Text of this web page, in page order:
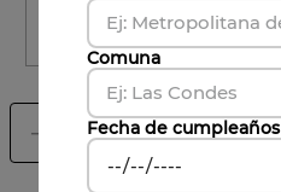
＋
－
Comuna
Fecha de cumpleaños